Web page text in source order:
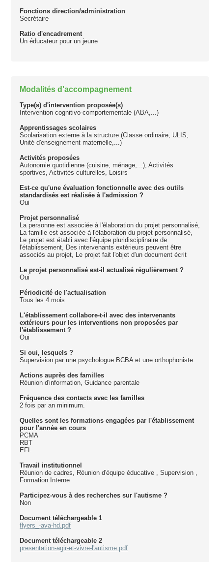
Fonctions direction/administration
Secrétaire
Ratio d'encadrement
Un éducateur pour un jeune
Modalités d'accompagnement
Type(s) d'intervention proposée(s)
Intervention cognitivo-comportementale (ABA,...)
Apprentissages scolaires
Scolarisation externe à la structure (Classe ordinaire, ULIS,
Unité d'enseignement maternelle,...)
Activités proposées
Autonomie quotidienne (cuisine, ménage,...), Activités
sportives, Activités culturelles, Loisirs
Est-ce qu'une évaluation fonctionnelle avec des outils
standardisés est réalisée à l'admission ?
Oui
Projet personnalisé
La personne est associée à l'élaboration du projet personnalisé,
La famille est associée à l'élaboration du projet personnalisé,
Le projet est établi avec l'équipe pluridisciplinaire de
l'établissement, Des intervenants extérieurs peuvent être
associés au projet, Le projet fait l'objet d'un document écrit
Le projet personnalisé est-il actualisé régulièrement ?
Oui
Périodicité de l'actualisation
Tous les 4 mois
L'établissement collabore-t-il avec des intervenants
extérieurs pour les interventions non proposées par
l'établissement ?
Oui
Si oui, lesquels ?
Supervision par une psychologue BCBA et une orthophoniste.
Actions auprès des familles
Réunion d'information, Guidance parentale
Fréquence des contacts avec les familles
2 fois par an minimum.
Quelles sont les formations engagées par l'établissement
pour l'année en cours
PCMA
RBT
EFL
Travail institutionnel
Réunion de cadres, Réunion d'équipe éducative , Supervision ,
Formation Interne
Participez-vous à des recherches sur l'autisme ?
Non
Document téléchargeable 1
flyers_-ava-hd.pdf
Document téléchargeable 2
presentation-agir-et-vivre-l'autisme.pdf